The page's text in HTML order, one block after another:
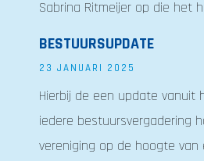
Sabrina Ritmeijer op die het
BESTUURSUPDATE
23 JANUARI 2025
Hierbij de een update vanuit
iedere bestuursvergadering
vereniging op de hoogte van